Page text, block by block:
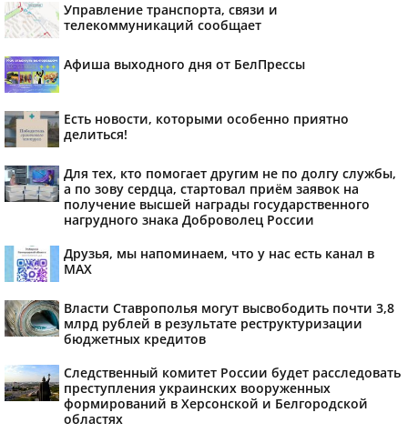
Управление транспорта, связи и
телекоммуникаций сообщает
Афиша выходного дня от БелПрессы
Есть новости, которыми особенно приятно
делиться!
Для тех, кто помогает другим не по долгу службы,
а по зову сердца, стартовал приём заявок на
получение высшей награды государственного
нагрудного знака Доброволец России
Друзья, мы напоминаем, что у нас есть канал в
МАХ
Власти Ставрополья могут высвободить почти 3,8
млрд рублей в результате реструктуризации
бюджетных кредитов
Следственный комитет России будет расследовать
преступления украинских вооруженных
формирований в Херсонской и Белгородской
областях